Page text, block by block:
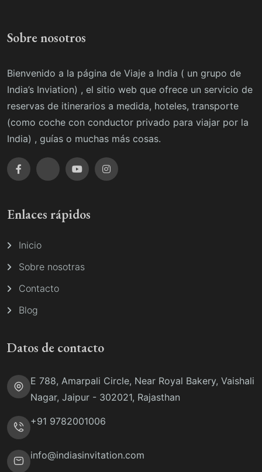
Sobre nosotros
Bienvenido a la página de Viaje a India ( un grupo de
India’s Inviation) , el sitio web que ofrece un servicio de
reservas de itinerarios a medida, hoteles, transporte
(como coche con conductor privado para viajar por la
India) , guías o muchas más cosas.
Enlaces rápidos
Inicio
Sobre nosotras
Contacto
Blog
Datos de contacto
E 788, Amarpali Circle, Near Royal Bakery, Vaishali
Nagar, Jaipur - 302021, Rajasthan
+91 9782001006
info@indiasinvitation.com